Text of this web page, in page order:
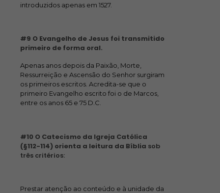
introduzidos apenas em 1527.
#9 O Evangelho de Jesus foi transmitido
primeiro de forma oral.
Apenas anos depois da Paixão, Morte,
Ressurreição e Ascensão do Senhor surgiram
os primeiros escritos. Acredita-se que o
primeiro Evangelho escrito foi o de Marcos,
entre os anos 65 e 75 D.C.
#10 O Catecismo da Igreja Católica
(§112-114) orienta a leitura da Bíblia sob
três critérios:
Prestar atenção ao conteúdo e à unidade da